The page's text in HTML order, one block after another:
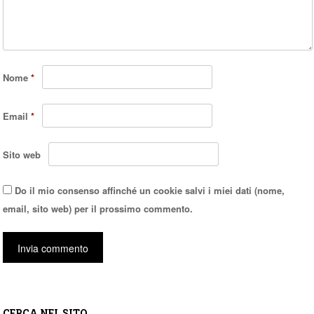
Nome*
Email*
Sito web
Do il mio consenso affinché un cookie salvi i miei dati (nome,
email, sito web) per il prossimo commento.